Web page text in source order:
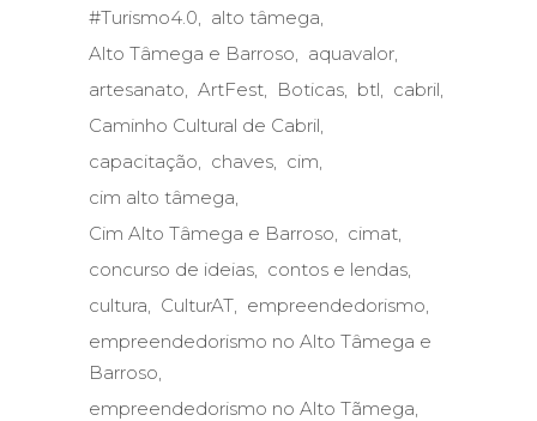
#Turismo4.0
alto tâmega
Alto Tâmega e Barroso
aquavalor
artesanato
ArtFest Boticas btl
cabril
Caminho Cultural de Cabril
capacitação
chaves
cim
cim alto tâmega
Cim Alto Tâmega e Barroso
cimat
concurso de ideias
contos e lendas
cultura
CulturAT
empreendedorismo
empreendedorismo no Alto Tâmega e
Barroso
empreendedorismo no Alto Tãmega